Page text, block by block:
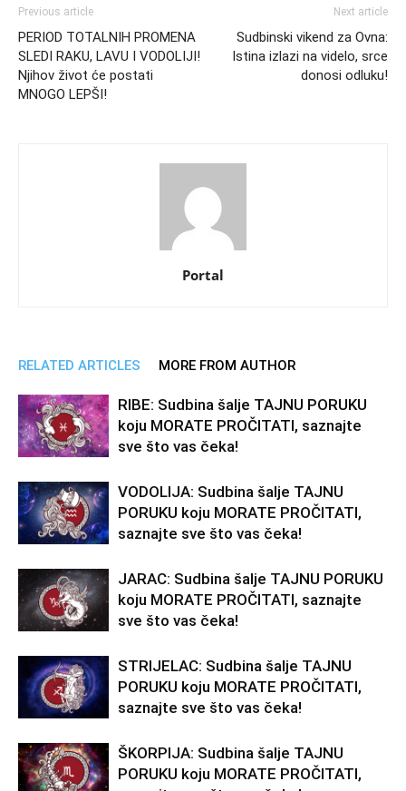
Previous article
PERIOD TOTALNIH PROMENA
SLEDI RAKU, LAVU I VODOLIJI!
Njihov život će postati
MNOGO LEPŠI!
Next article
Sudbinski vikend za Ovna:
Istina izlazi na videlo, srce
donosi odluku!
Portal
RELATED ARTICLES MORE FROM AUTHOR
RIBE: Sudbina šalje TAJNU PORUKU
koju MORATE PROČITATI, saznajte
sve što vas čeka!
VODOLIJA: Sudbina šalje TAJNU
PORUKU koju MORATE PROČITATI,
saznajte sve što vas čeka!
JARAC: Sudbina šalje TAJNU PORUKU
koju MORATE PROČITATI, saznajte
sve što vas čeka!
STRIJELAC: Sudbina šalje TAJNU
PORUKU koju MORATE PROČITATI,
saznajte sve što vas čeka!
ŠKORPIJA: Sudbina šalje TAJNU
PORUKU koju MORATE PROČITATI,